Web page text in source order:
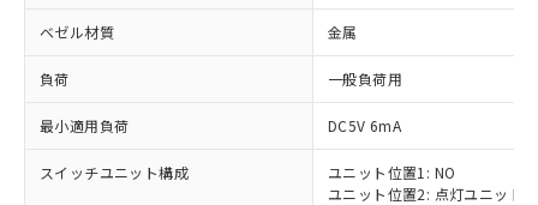
ベゼル材質 金属
負荷 一般負荷用
最小適用負荷 DC5V 6mA
スイッチユニット構成
ユニット位置1: NO
ユニット位置2: 点灯ユニット